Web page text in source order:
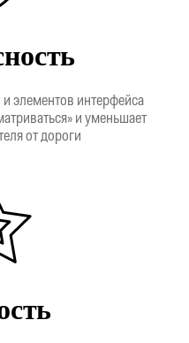
элементов интерфейса
и уменьшает
от дороги